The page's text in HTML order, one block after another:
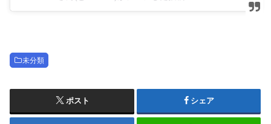
未分類
ポスト シェア